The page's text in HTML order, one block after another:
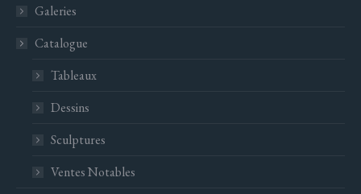
Galeries
Catalogue
Tableaux
Dessins
Sculptures
Ventes Notables